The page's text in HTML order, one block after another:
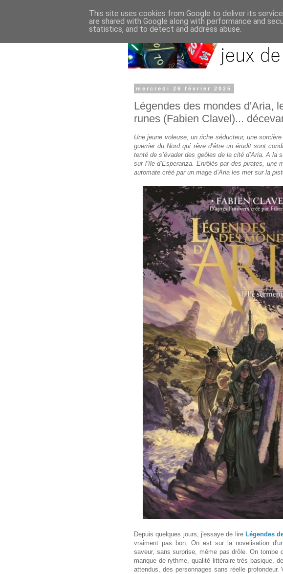
mercredi 26 février 2025
Légendes des mondes d'Aria,
runes (Fabien Clavel)...
Une jeune voleuse, un riche séducteur, une
guerrier du Nord qui rêve d’être un érudit sont
tenté de s’évader des geôles de la cité d’Aria. A la
sur l’île d’Esperanza. Enrôlés par des pirates, une
automate créé par un mage d’Aria les met sur la
Depuis quelques jours, j'essaye de lire Légendes
vraiment pas bon. On est sur la novelisation
saveur, sans surprise, même pas drôle. On tombe
manque de rythme, qualité littéraire très basique,
attendus, des personnages sans réelle
This site uses cookies from Google to deliver its
are shared with Google along with performance and
statistics, and to detect and address abuse.